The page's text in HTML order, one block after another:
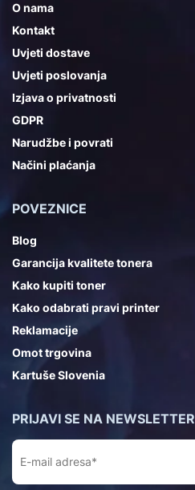
O nama
Kontakt
Uvjeti dostave
Uvjeti poslovanja
Izjava o privatnosti
GDPR
Narudžbe i povrati
Načini plaćanja
POVEZNICE
Blog
Garancija kvalitete tonera
Kako kupiti toner
Kako odabrati pravi printer
Reklamacije
Omot trgovina
Kartuše Slovenia
PRIJAVI SE NA NEWSLETTER